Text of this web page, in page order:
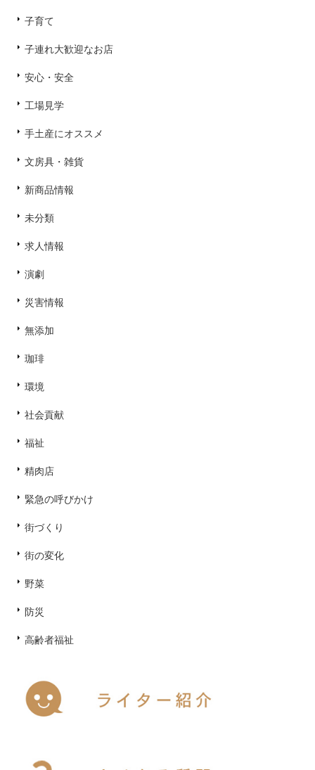
子育て
子連れ大歓迎なお店
安心・安全
工場見学
手土産にオススメ
文房具・雑貨
新商品情報
未分類
求人情報
演劇
災害情報
無添加
珈琲
環境
社会貢献
福祉
精肉店
緊急の呼びかけ
街づくり
街の変化
野菜
防災
高齢者福祉